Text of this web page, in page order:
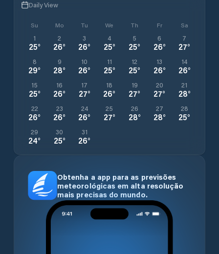
Daily View
Su Mo Tu We Th Fr Sa
1
25°
2
26°
3
26°
4
25°
5
25°
6
26°
7
27°
8
29°
9
28°
10
26°
11
25°
12
25°
13
26°
14
26°
15
25°
16
26°
17
27°
18
26°
19
27°
20
27°
21
28°
22
26°
23
26°
24
26°
25
27°
26
28°
27
28°
28
25°
29
24°
30
25°
31
26°
Obtenha a app para as previsões
meteorológicas em alta resolução
mais precisas do mundo.